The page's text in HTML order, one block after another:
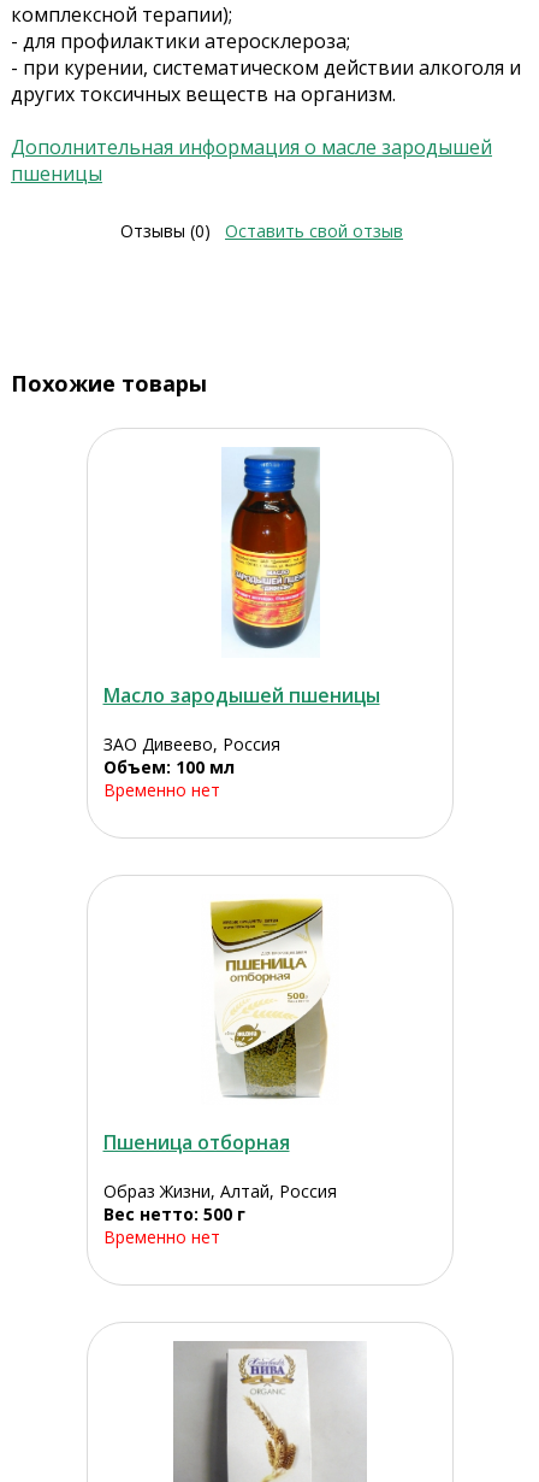
комплексной терапии);
- для профилактики атеросклероза;
- при курении, систематическом действии алкоголя и
других токсичных веществ на организм.
Дополнительная информация о масле зародышей
пшеницы
Отзывы (0) Оставить свой отзыв
Похожие товары
Масло зародышей пшеницы
ЗАО Дивеево, Россия
Объем: 100 мл
Временно нет
Пшеница отборная
Образ Жизни, Алтай, Россия
Вес нетто: 500 г
Временно нет